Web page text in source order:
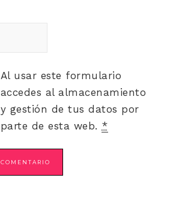
Al usar este formulario
accedes al almacenamiento
y gestión de tus datos por
parte de esta web. *